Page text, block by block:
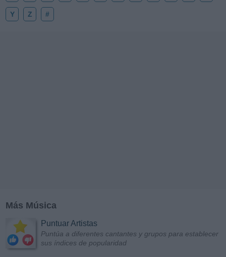
Y Z #
Más Música
Puntuar Artistas
Puntúa a diferentes cantantes y grupos para establecer
sus índices de popularidad